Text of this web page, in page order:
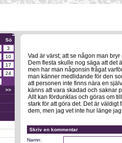
Sö
3
10
17
24
>>
Vad är värst; att se någon man
Dem flesta skulle nog säga att det
men har man någonsin frågat
man känner medlidande för den
att personen inte finns nära en
känns att vara skadad och saknar
Allt kan fördunklas och göras om
stark för att göra det. Det är
dem, men jag vet inte hur länge
Skriv en kommentar
Namn: